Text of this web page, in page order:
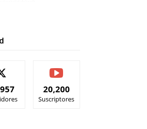
20,200
Suscriptores